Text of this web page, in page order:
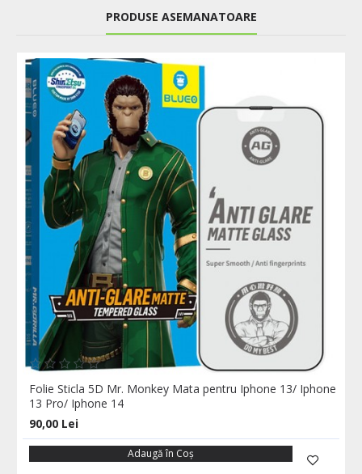
PRODUSE ASEMANATOARE
Folie Sticla 5D Mr. Monkey Mata pentru Iphone 13/ Iphone
13 Pro/ Iphone 14
90,00 Lei
Adaugă în Coş